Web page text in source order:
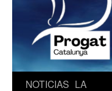
Saltar
NOTICIAS LA